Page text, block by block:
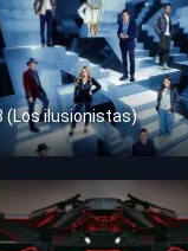
(Los ilusionistas)